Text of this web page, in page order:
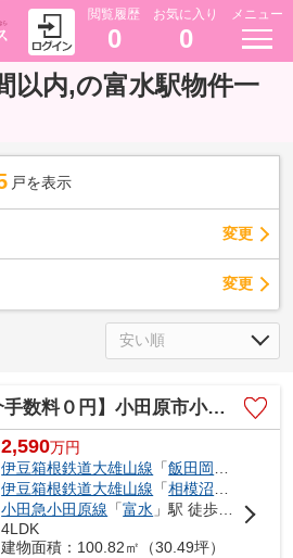
閲覧履歴
0
お気に入り
0
メニュー
以内,の富水駅物件一
戸を表示
変更
変更
料０円】小田原市小台 新築一戸建て 1号棟 全2棟
2,590万円
伊豆箱根鉄道大雄山線 「飯田岡
伊豆箱根鉄道大雄山線 「相模沼田
小田急小田原線 「富水 」駅 徒歩17分
4LDK
建物面積：100.82㎡（30.49坪）